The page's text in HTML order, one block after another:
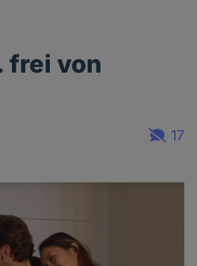
frei von
17